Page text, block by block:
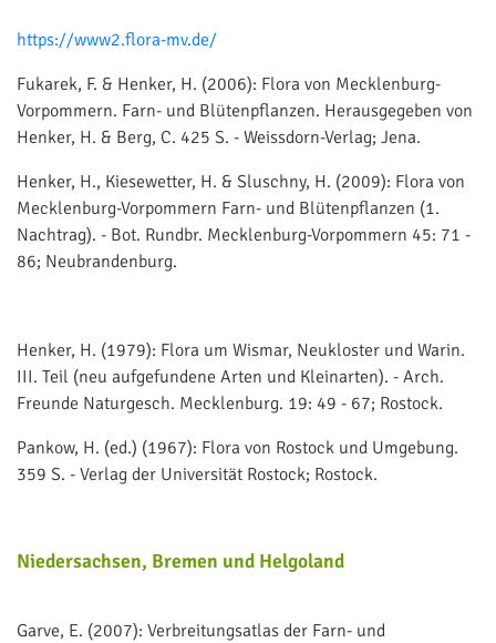
https://www2.flora-mv.de/
Fukarek, F. & Henker, H. (2006): Flora von Mecklenburg-
Vorpommern. Farn- und Blütenpflanzen. Herausgegeben von
Henker, H. & Berg, C. 425 S. - Weissdorn-Verlag; Jena.
Henker, H., Kiesewetter, H. & Sluschny, H. (2009): Flora von
Mecklenburg-Vorpommern Farn- und Blütenpflanzen (1.
Nachtrag). - Bot. Rundbr. Mecklenburg-Vorpommern 45: 71 -
86; Neubrandenburg.
Henker, H. (1979): Flora um Wismar, Neukloster und Warin.
III. Teil (neu aufgefundene Arten und Kleinarten). - Arch.
Freunde Naturgesch. Mecklenburg. 19: 49 - 67; Rostock.
Pankow, H. (ed.) (1967): Flora von Rostock und Umgebung.
359 S. - Verlag der Universität Rostock; Rostock.
Niedersachsen, Bremen und Helgoland
Garve, E. (2007): Verbreitungsatlas der Farn- und